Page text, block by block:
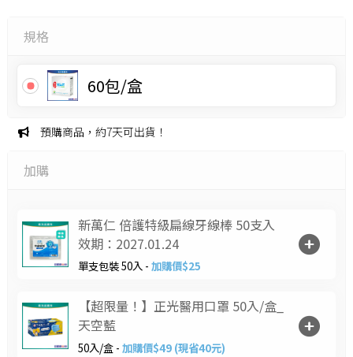
規格
60包/盒
預購商品，約7天可出貨！
加購
新萬仁 倍護特級扁線牙線棒 50支入
效期：2027.01.24
單支包裝 50入 - 加購價$25
【超限量！】正光醫用口罩 50入/盒_
天空藍
50入/盒 - 加購價$49 (現省40元)